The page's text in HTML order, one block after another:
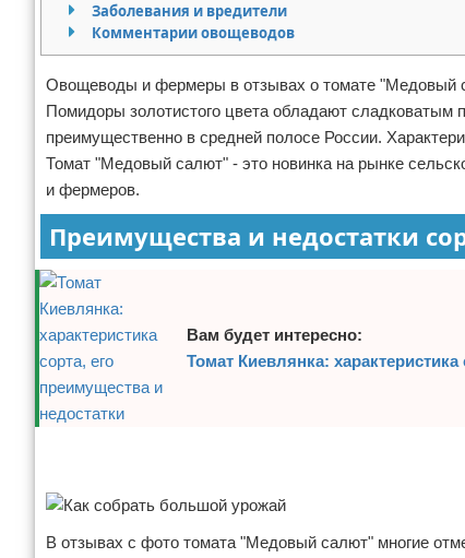
Для руководителя
Международный бизнес
Продажи
Начало бизнеса
Обзоры услуг
Самосовершенствование
Деловое общение
Менеджмент
Сотрудничество
Для правообладателей
Условия предоставления информации
Отказ от ответственности
Заболевания и вредители
Комментарии овощеводов
Овощеводы и фермеры в отзывах о томате "Медовый
Помидоры золотистого цвета обладают
преимущественно в средней полосе России.
Томат "Медовый салют" - это новинка на рынке
и фермеров.
Преимущества и недостатки
Вам будет интересно:
Томат Киевлянка:
В отзывах с фото томата "Медовый салют" многие